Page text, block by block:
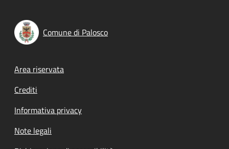
Comune di Palosco
Footer menu
Area riservata
Crediti
Informativa privacy
Note legali